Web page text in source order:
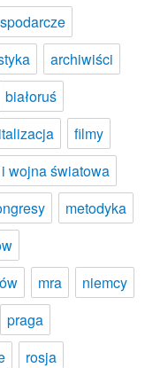
archiwiści
białoruś
filmy
i wojna światowa
metodyka
mra
niemcy
praga
rosja